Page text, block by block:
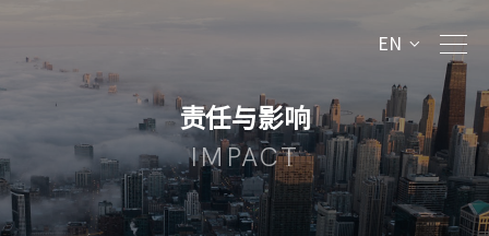
EN
责任与影响
IMPACT